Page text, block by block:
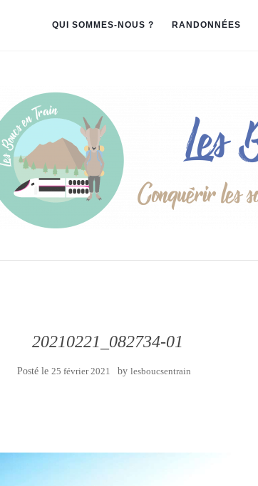
QUI SOMMES-NOUS ? RANDONNÉES
20210221_082734-01
Posté le 25 février 2021 by lesboucsentrain